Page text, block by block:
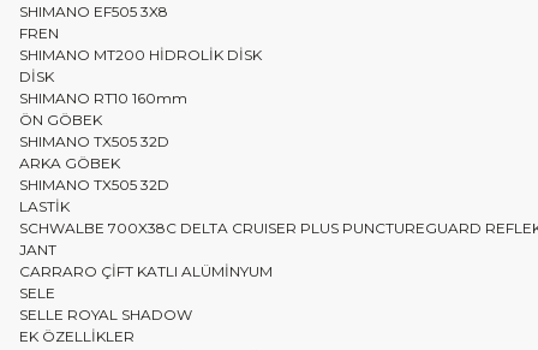
SHIMANO EF505 3X8
FREN
SHIMANO MT200 HİDROLİK DİSK
DİSK
SHIMANO RT10 160mm
ÖN GÖBEK
SHIMANO TX505 32D
ARKA GÖBEK
SHIMANO TX505 32D
LASTİK
SCHWALBE 700X38C DELTA CRUISER PLUS PUNCTUREGUARD
JANT
CARRARO ÇİFT KATLI ALÜMİNYUM
SELE
SELLE ROYAL SHADOW
EK ÖZELLİKLER